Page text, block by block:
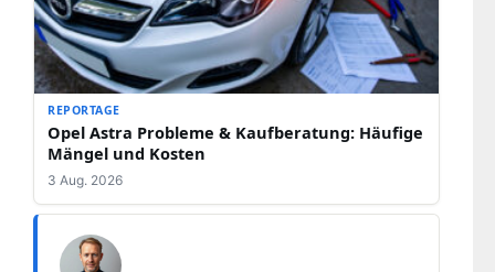
REPORTAGE
Opel Astra Probleme & Kaufberatung: Häufige
Mängel und Kosten
3 Aug. 2026